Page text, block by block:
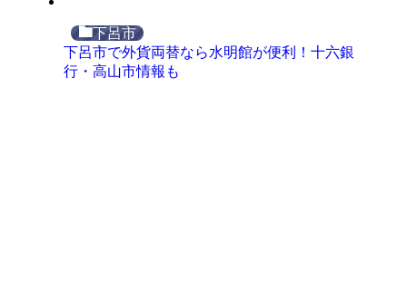
下呂市
下呂市で外貨両替なら水明館が便利！十六銀
行・高山市情報も